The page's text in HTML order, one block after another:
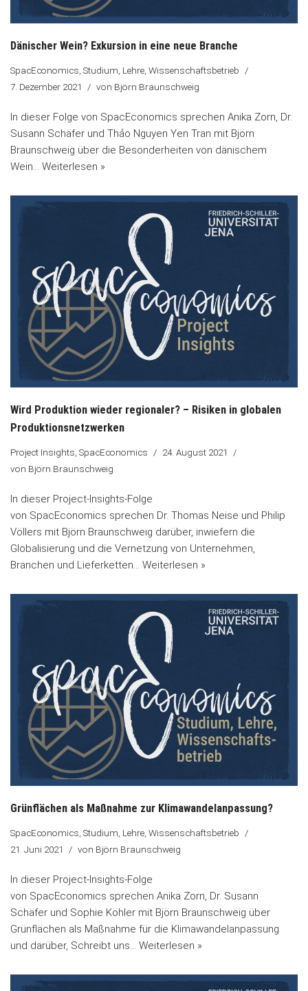
Dänischer Wein? Exkursion in eine neue Branche
SpacEconomics, Studium, Lehre, Wissenschaftsbetrieb
7. Dezember 2021
von Björn Braunschweig
In dieser Folge von SpacEconomics sprechen Anika Zorn, Dr.
Susann Schäfer und Thảo Nguyen Yen Tran mit Björn
Braunschweig über die Besonderheiten von dänischem
Wein… Weiterlesen »
Wird Produktion wieder regionaler? – Risiken in globalen
Produktionsnetzwerken
Project Insights SpacEconomics
24. August 2021
von Björn Braunschweig
In dieser Project-Insights-Folge
von SpacEconomics sprechen Dr. Thomas Neise und Philip
Völlers mit Björn Braunschweig darüber, inwiefern die
Globalisierung und die Vernetzung von Unternehmen,
Branchen und Lieferketten… Weiterlesen »
Grünflächen als Maßnahme zur Klimawandelanpassung?
SpacEconomics Studium, Lehre, Wissenschaftsbetrieb
21. Juni 2021
von Björn Braunschweig
In dieser Project-Insights-Folge
von SpacEconomics sprechen Anika Zorn, Dr. Susann
Schäfer und Sophie Köhler mit Björn Braunschweig über
Grünflächen als Maßnahme für die Klimawandelanpassung
und darüber, Schreibt uns… Weiterlesen »